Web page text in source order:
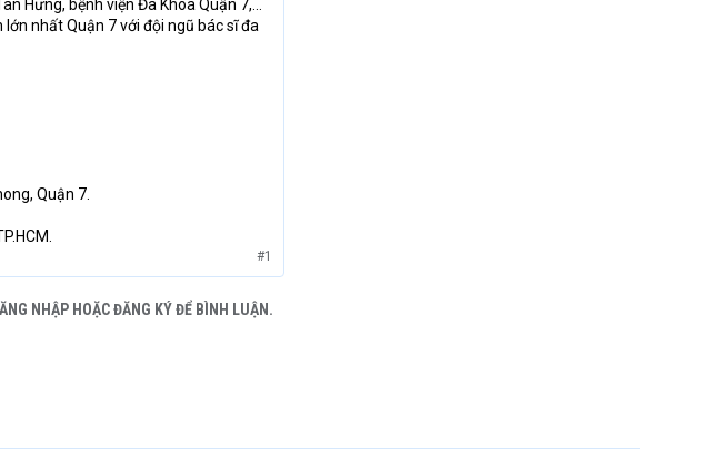
Hưng, bệnh viện Đa Khoa Quận 7,…
nhất Quận 7 với đội ngũ bác sĩ đa
Quận 7.
#1
NHẬP HOẶC ĐĂNG KÝ ĐỂ BÌNH LUẬN.